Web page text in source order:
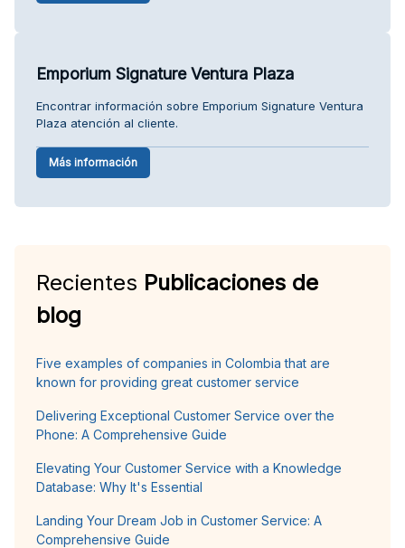
Emporium Signature Ventura Plaza
Encontrar información sobre Emporium Signature Ventura
Plaza atención al cliente.
Más información
Recientes Publicaciones de
blog
Five examples of companies in Colombia that are
known for providing great customer service
Delivering Exceptional Customer Service over the
Phone: A Comprehensive Guide
Elevating Your Customer Service with a Knowledge
Database: Why It's Essential
Landing Your Dream Job in Customer Service: A
Comprehensive Guide